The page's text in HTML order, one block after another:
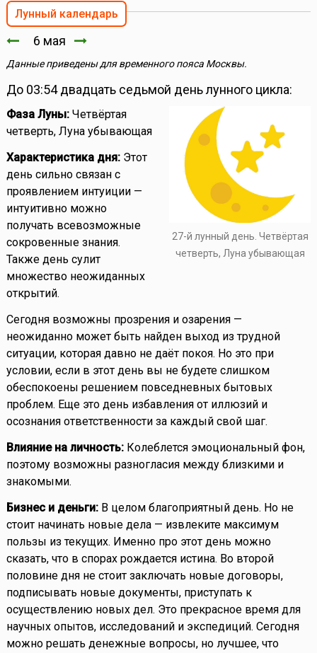
Лунный календарь
6 мая
Данные приведены для временного пояса Москвы.
До 03:54 двадцать седьмой день лунного цикла:
27-й лунный день. Четвёртая
четверть, Луна убывающая
Фаза Луны:Четвёртая
четверть, Луна убывающая
Характеристика дня:Этот
день сильно связан с
проявлением интуиции —
интуитивно можно
получать всевозможные
сокровенные знания.
Также день сулит
множество неожиданных
открытий.
Сегодня возможны прозрения и озарения —
неожиданно может быть найден выход из трудной
ситуации, которая давно не даёт покоя. Но это при
условии, если в этот день вы не будете слишком
обеспокоены решением повседневных бытовых
проблем. Еще это день избавления от иллюзий и
осознания ответственности за каждый свой шаг.
Влияние на личность:Колеблется эмоциональный фон,
поэтому возможны разногласия между близкими и
знакомыми.
Бизнес и деньги:В целом благоприятный день. Но не
стоит начинать новые дела — извлеките максимум
пользы из текущих. Именно про этот день можно
сказать, что в спорах рождается истина. Во второй
половине дня не стоит заключать новые договоры,
подписывать новые документы, приступать к
осуществлению новых дел. Это прекрасное время для
научных опытов, исследований и экспедиций. Сегодня
можно решать денежные вопросы, но лучшее, что